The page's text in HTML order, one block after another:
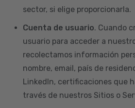
sector, si elige proporcionarla.
Cuenta de usuario. Cuando
usuario para acceder a
recolectamos información
nombre, email, país de
LinkedIn, certificaciones que
través de nuestros Sitios o